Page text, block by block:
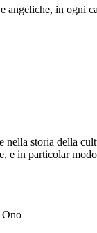
in ogni
storia della
e in particolar
Ono